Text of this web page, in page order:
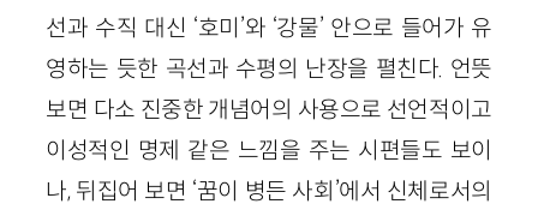
선과 수직 대신 ‘호미’와 ‘강물’ 안으로 들어가 유
영하는 듯한 곡선과 수평의 난장을 펼친다. 언뜻
보면 다소 진중한 개념어의 사용으로 선언적이고
이성적인 명제 같은 느낌을 주는 시편들도 보이
나, 뒤집어 보면 ‘꿈이 병든 사회’에서 신체로서의